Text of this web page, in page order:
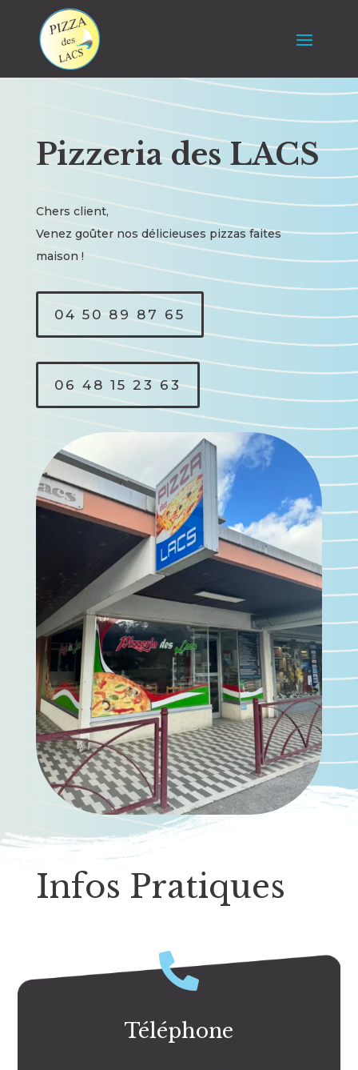
Pizzeria des LACS
Chers client,
Venez goûter nos délicieuses pizzas faites
maison !
04 50 89 87 65
06 48 15 23 63
Infos Pratiques

Téléphone